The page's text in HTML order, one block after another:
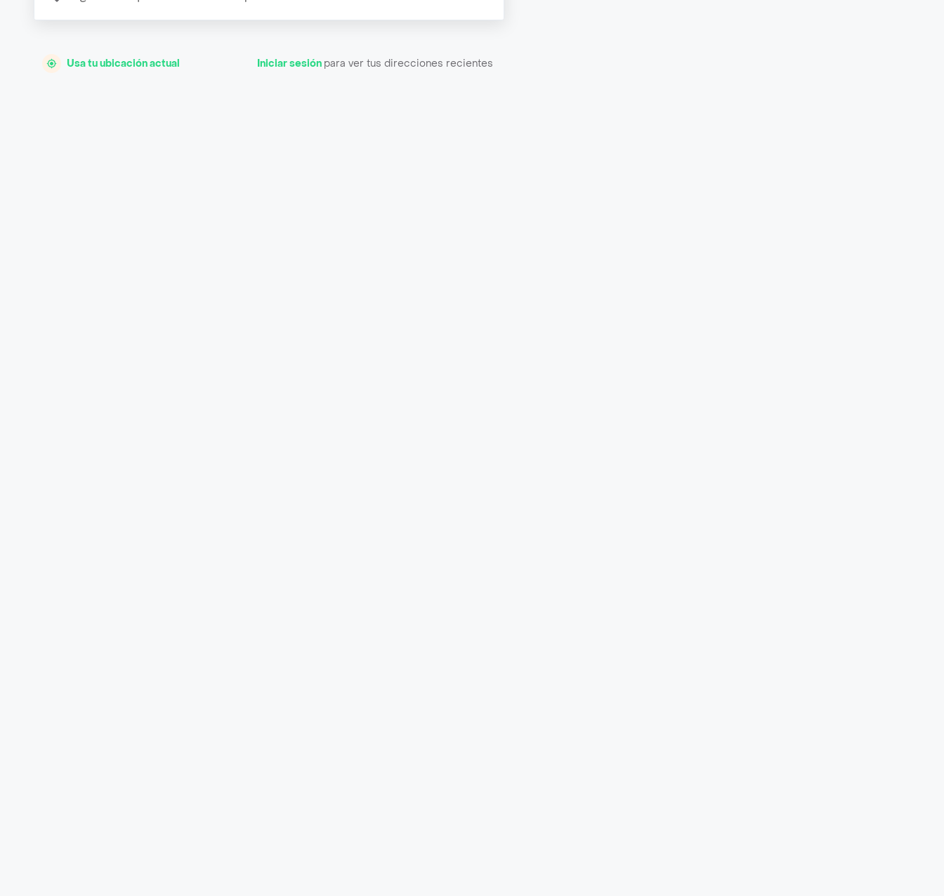
Usa tu ubicación actual Iniciar sesión para ver tus direcciones recientes